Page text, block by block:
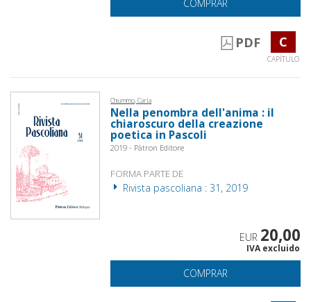
COMPRAR
PDF C
CAPÍTULO
Chiummo, Carla
Nella penombra dell'anima : il
chiaroscuro della creazione
poetica in Pascoli
2019 - Pàtron Editore
FORMA PARTE DE
Rivista pascoliana : 31, 2019
EUR 20,00
IVA excluido
COMPRAR